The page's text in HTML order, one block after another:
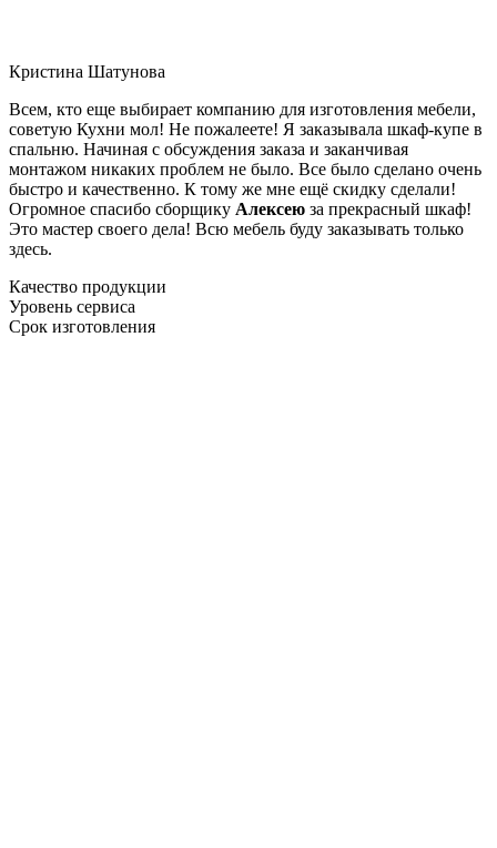
Кристина Шатунова
Всем, кто еще выбирает компанию для изготовления мебели,
советую Кухни мол! Не пожалеете! Я заказывала шкаф-купе в
спальню. Начиная с обсуждения заказа и заканчивая
монтажом никаких проблем не было. Все было сделано очень
быстро и качественно. К тому же мне ещё скидку сделали!
Огромное спасибо сборщику Алексею за прекрасный шкаф!
Это мастер своего дела! Всю мебель буду заказывать только
здесь.
Качество продукции
Уровень сервиса
Срок изготовления